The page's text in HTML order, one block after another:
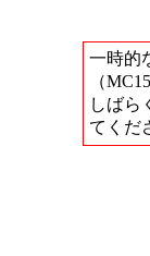
一時的
（
しばら
てくだ